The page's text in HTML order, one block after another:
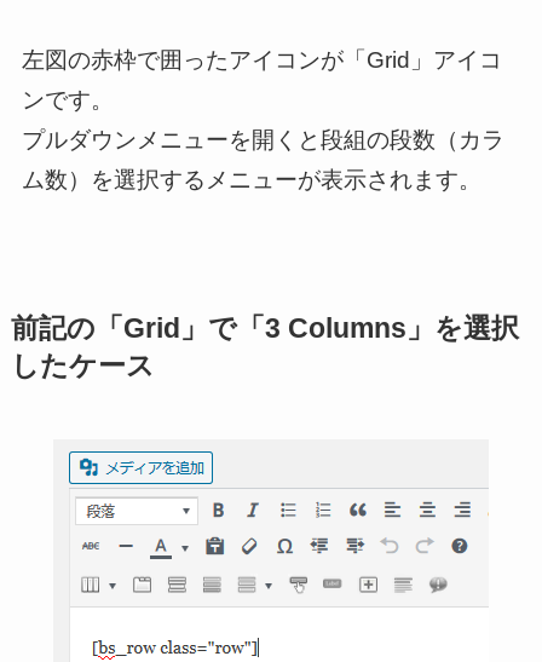
左図の赤枠で囲ったアイコンが「Grid」アイコ
ンです。
プルダウンメニューを開くと段組の段数（カラ
ム数）を選択するメニューが表示されます。
前記の「Grid」で「3 Columns」を選択
したケース